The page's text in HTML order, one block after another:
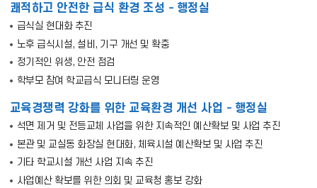
쾌적하고 안전한 급식 환경 조성 - 행정실
급식실 현대화 추진
노후 급식시설, 설비, 기구 개선 및 확충
정기적인 위생, 안전 점검
학부모 참여 학교급식 모니터링 운영
교육경쟁력 강화를 위한 교육환경 개선 사업 - 행정실
석면 제거 및 전등교체 사업을 위한 지속적인 예산확보 및 사업 추진
본관 및 교실동 화장실 현대화, 체육시설 예산확보 및 사업 추진
기타 학교시설 개선 사업 지속 추진
사업예산 확보를 위한 의회 및 교육청 홍보 강화